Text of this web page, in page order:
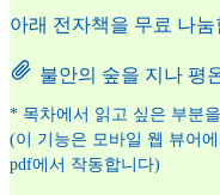
아래 전자책을 무료 나눔
불안의 숲을 지나 평
* 목차에서 읽고 싶은 부분
(이 기능은 모바일 웹 뷰어
pdf에서 작동합니다)